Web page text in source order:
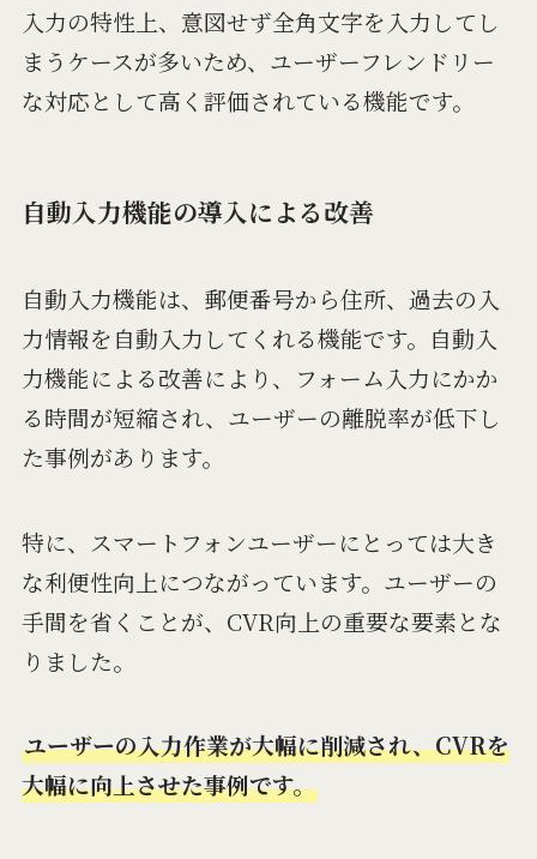
入力の特性上、意図せず全角文字を入力してし
まうケースが多いため、ユーザーフレンドリー
な対応として高く評価されている機能です。
自動入力機能の導入による改善
自動入力機能は、郵便番号から住所、過去の入
力情報を自動入力してくれる機能です。自動入
力機能による改善により、フォーム入力にかか
る時間が短縮され、ユーザーの離脱率が低下し
た事例があります。
特に、スマートフォンユーザーにとっては大き
な利便性向上につながっています。ユーザーの
手間を省くことが、CVR向上の重要な要素とな
りました。
ユーザーの入力作業が大幅に削減され、CVRを
大幅に向上させた事例です。